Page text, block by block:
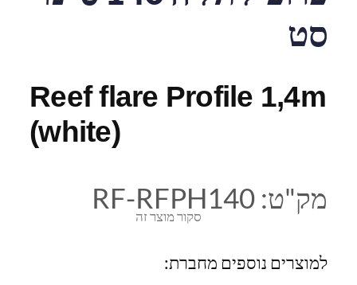
סט
Reef flare Profile 1,4m
(white)
סקור מוצר זה
מק"ט: RF-RFPH140
למוצרים נוספים מחברת: